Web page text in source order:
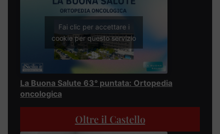
Fai clic per accettare i
cookie per questo servizio
La Buona Salute 63° puntata: Ortopedia
oncologica
Oltre il Castello